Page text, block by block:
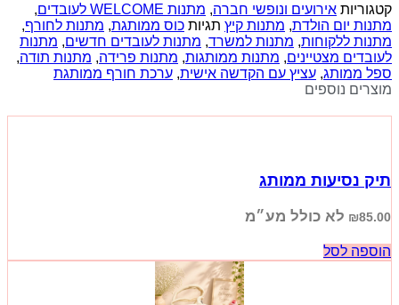
קטגוריות אירועים ונופשי חברה, מתנות WELCOME לעובדים
,
מתנות יום הולדת, מתנות קיץ תגיות כוס ממותגת, מתנות לחורף,
מתנות ללקוחות, מתנות למשרד, מתנות לעובדים חדשים, מתנות
לעובדים מצטיינים, מתנות ממותגות, מתנות פרידה, מתנות תודה,
ספל ממותג, עציץ עם הקדשה אישית, ערכת חורף ממותגת
מוצרים נוספים
תיק נסיעות ממותג
₪85.00 לא כולל מע״מ
הוספה לסל